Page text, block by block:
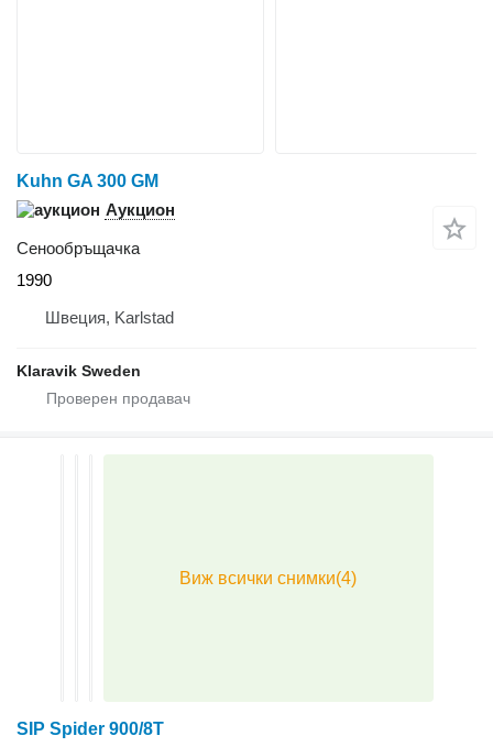
Kuhn GA 300 GM
Аукцион
Сенообръщачка
1990
Швеция, Karlstad
Klaravik Sweden
SIP Spider 900/8T